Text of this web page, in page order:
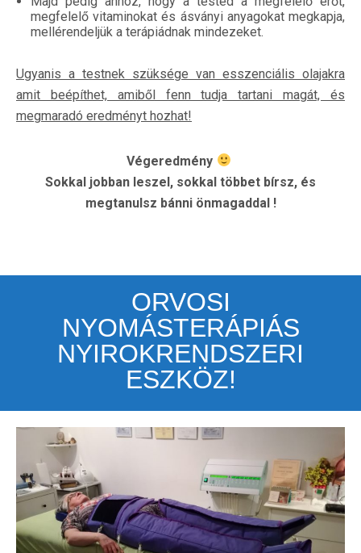
megfelelő vitaminokat és ásványi anyagokat megkapja,
mellérendeljük a terápiádnak mindezeket.
Ugyanis a testnek szüksége van esszenciális olajakra
amit beépíthet, amiből fenn tudja tartani magát, és
megmaradó eredményt hozhat!
Végeredmény
Sokkal jobban leszel, sokkal többet bírsz, és
megtanulsz bánni önmagaddal !
ORVOSI
NYOMÁSTERÁPIÁS
NYIROKRENDSZERI
ESZKÖZ!